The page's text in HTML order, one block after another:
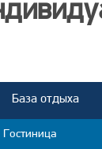
База отдыха
Гостиница